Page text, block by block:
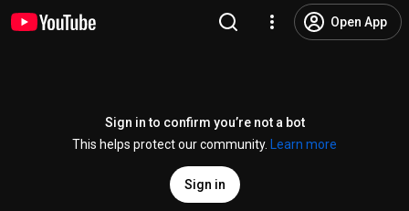
Open App
Sign in to confirm you’re not a bot
This helps protect our community.
Learn more
Sign in